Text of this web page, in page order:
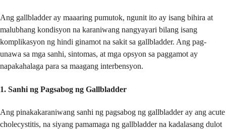
Ang gallbladder ay maaaring pumutok, ngunit ito ay isang bihira at
malubhang kondisyon na karaniwang nangyayari bilang isang
komplikasyon ng hindi ginamot na sakit sa gallbladder. Ang pag-
unawa sa mga sanhi, sintomas, at mga opsyon sa paggamot ay
napakahalaga para sa maagang interbensyon.
1. Sanhi ng Pagsabog ng Gallbladder
Ang pinakakaraniwang sanhi ng pagsabog ng gallbladder ay ang acute
cholecystitis, na siyang pamamaga ng gallbladder na kadalasang dulot